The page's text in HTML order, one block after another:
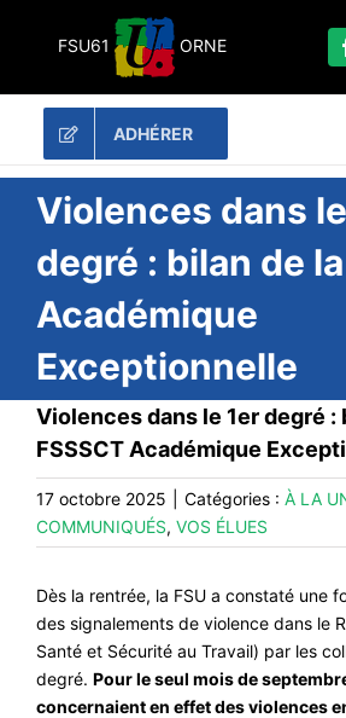
FSU61 ORNE
ADHÉRER
Violences dans
degré : bilan de
Académique
Exceptionnelle
Violences dans le 1er degré :
FSSSCT Académique
17 octobre 2025 Catégories : À LA
COMMUNIQUÉS, VOS ÉLUES
Dès la rentrée, la FSU a constaté une
des signalements de violence dans le
Santé et Sécurité au Travail) par les
degré. Pour le seul mois de
concernaient en effet des violences